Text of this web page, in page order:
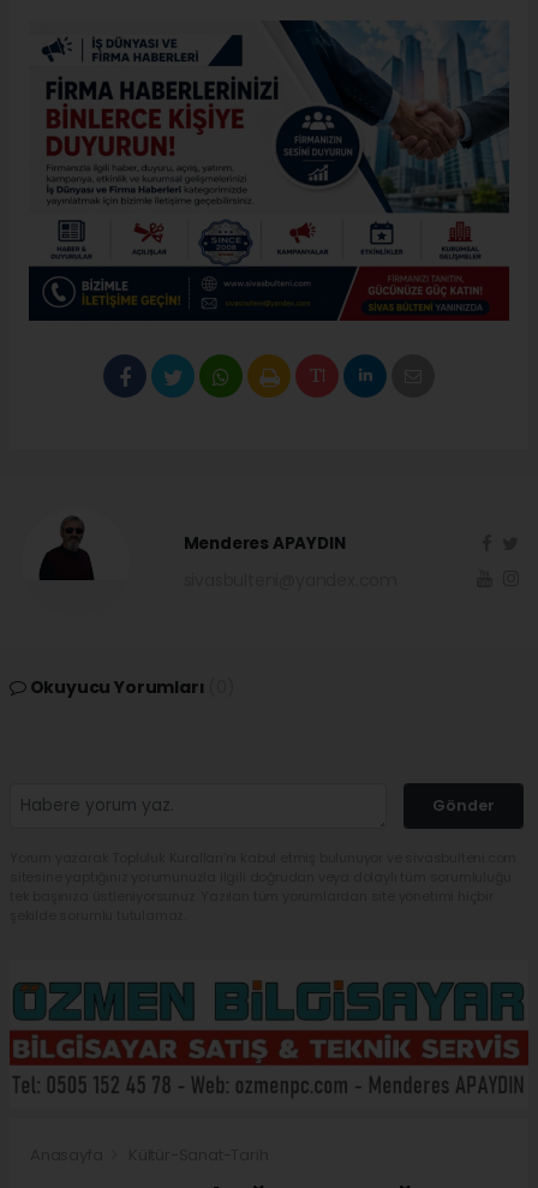
Menderes APAYDIN
Okuyucu Yorumları
Gönder